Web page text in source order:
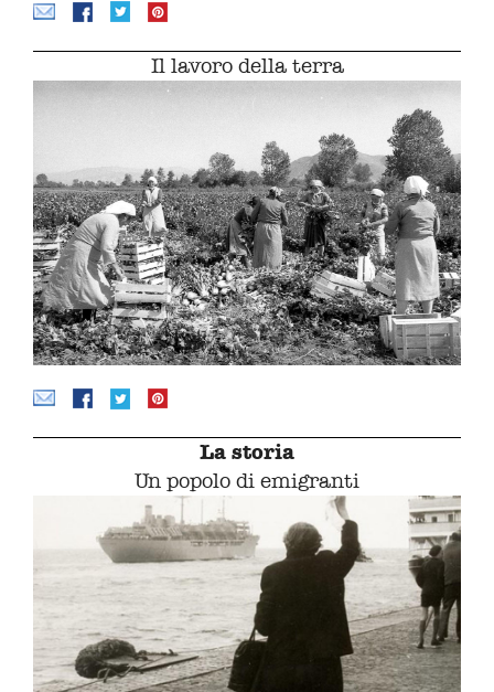
Il lavoro della terra
La storia
Un popolo di emigranti